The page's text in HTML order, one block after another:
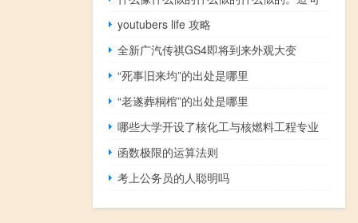
youtubers life 攻略
全新广汽传祺GS4即将到来外观大变
“死事旧来均”的出处是哪里
“老遂葬桐棺”的出处是哪里
哪些大学开设了核化工与核燃料工程专业
函数极限的运算法则
考上公务员的人聪明吗